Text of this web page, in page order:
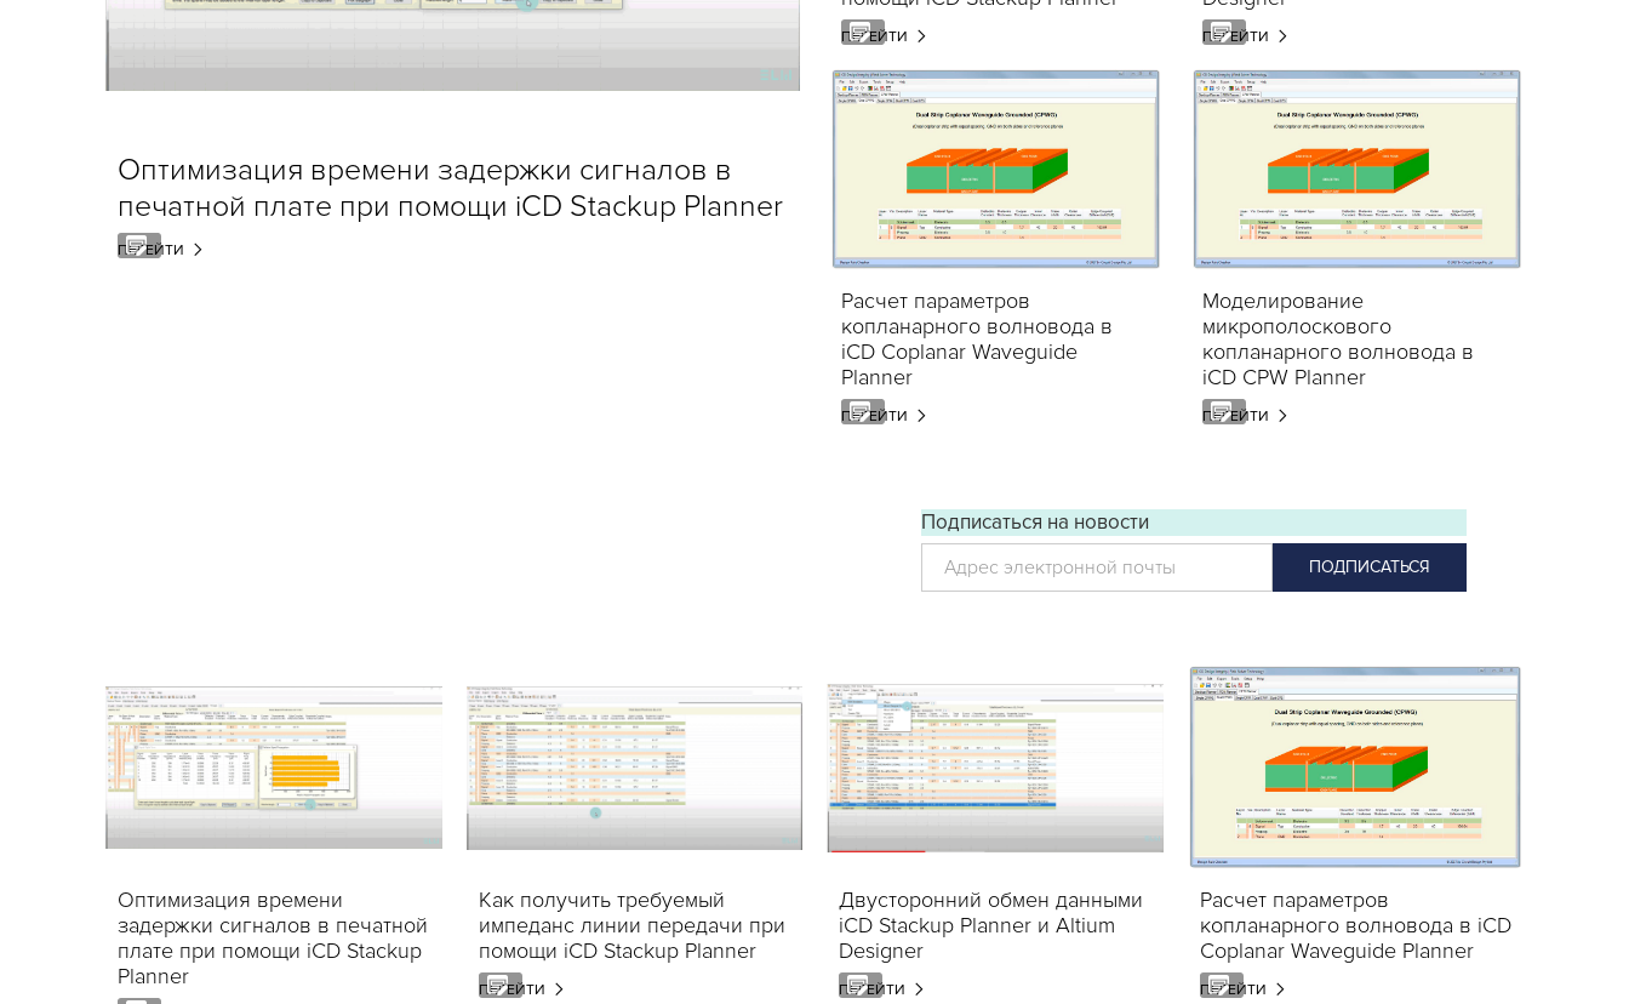
3Dconnexion Mouse
УСЛУГИ
Все ПРОДУКТЫ
Оптимизация времени задержки сигналов в
печатной плате при помощи iCD Stackup Planner
ПЕРЕЙТИ
ПЕРЕЙТИ ПЕРЕЙТИ
Расчет параметров
копланарного волновода в
iCD Coplanar Waveguide
Planner
ПЕРЕЙТИ
Моделирование
микрополоскового
копланарного волновода в
iCD CPW Planner
ПЕРЕЙТИ
Подписаться на новости
Оптимизация времени
задержки сигналов в печатной
плате при помощи iCD Stackup
Planner
Как получить требуемый
импеданс линии передачи при
помощи iCD Stackup Planner
ПЕРЕЙТИ
Двусторонний обмен данными
iCD Stackup Planner и Altium
Designer
ПЕРЕЙТИ
Расчет параметров
копланарного волновода в iCD
Coplanar Waveguide Planner
ПЕРЕЙТИ